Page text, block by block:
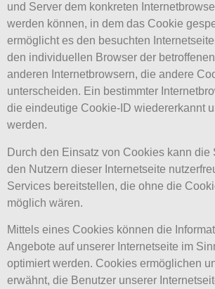
und Server dem konkreten
werden können, in dem das Cookie
ermöglicht es den besuchten
den individuellen Browser der
anderen Internetbrowsern, die andere
unterscheiden. Ein bestimmter
die eindeutige Cookie-ID wiedererkannt
werden.
Durch den Einsatz von Cookies kann die
den Nutzern dieser Internetseite
Services bereitstellen, die ohne die
möglich wären.
Mittels eines Cookies können die
Angebote auf unserer Internetseite im
optimiert werden. Cookies ermöglichen
erwähnt, die Benutzer unserer